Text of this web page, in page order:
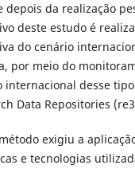
da realização
deste estudo é
do cenário
por meio do
internacional desse
Data Repositories
exigiu a
e tecnologias